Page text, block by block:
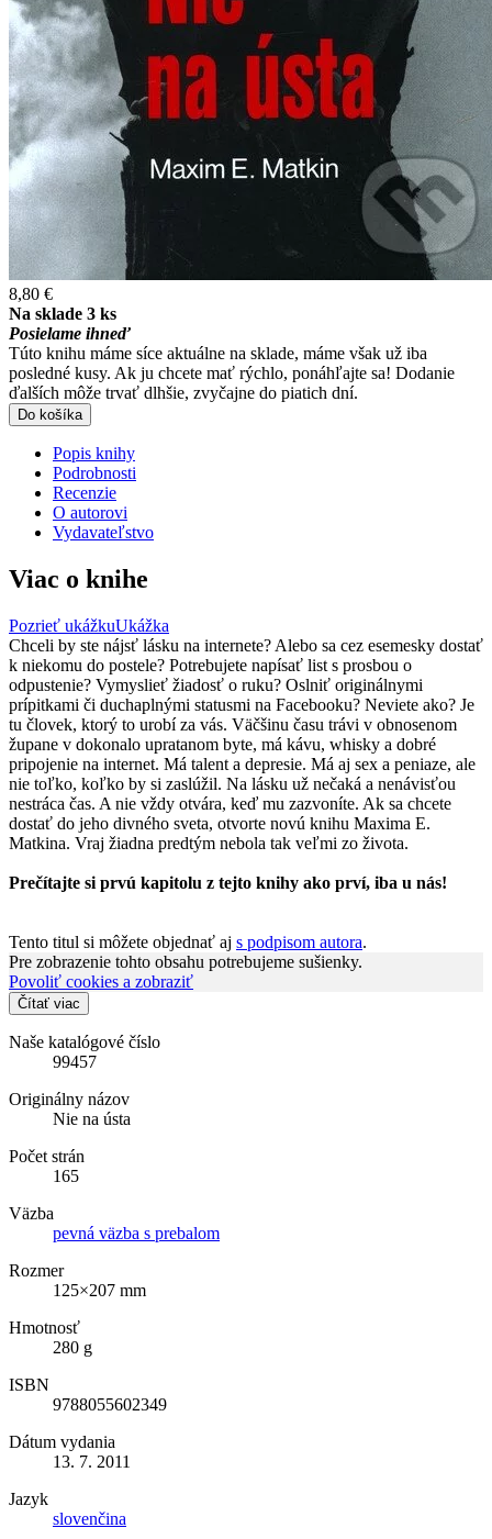
8,80 €
Na sklade 3 ks
Posielame ihneď
Túto knihu máme síce aktuálne na sklade, máme však už iba
posledné kusy. Ak ju chcete mať rýchlo, ponáhľajte sa! Dodanie
ďalších môže trvať dlhšie, zvyčajne do piatich dní.
Do košíka
Popis knihy
Podrobnosti
Recenzie
O autorovi
Vydavateľstvo
Viac o knihe
Pozrieť ukážkuUkážka
Chceli by ste nájsť lásku na internete? Alebo sa cez esemesky dostať
k niekomu do postele? Potrebujete napísať list s prosbou o
odpustenie? Vymyslieť žiadosť o ruku? Oslniť originálnymi
prípitkami či duchaplnými statusmi na Facebooku? Neviete ako? Je
tu človek, ktorý to urobí za vás. Väčšinu času trávi v obnosenom
župane v dokonalo upratanom byte, má kávu, whisky a dobré
pripojenie na internet. Má talent a depresie. Má aj sex a peniaze, ale
nie toľko, koľko by si zaslúžil. Na lásku už nečaká a nenávisťou
nestráca čas. A nie vždy otvára, keď mu zazvoníte. Ak sa chcete
dostať do jeho divného sveta, otvorte novú knihu Maxima E.
Matkina. Vraj žiadna predtým nebola tak veľmi zo života.
Prečítajte si prvú kapitolu z tejto knihy ako prví, iba u nás!
Tento titul si môžete objednať aj s podpisom autora.
Pre zobrazenie tohto obsahu potrebujeme sušienky.
Povoliť cookies a zobraziť
Čítať viac
Naše katalógové číslo
99457
Originálny názov
Nie na ústa
Počet strán
165
Väzba
pevná väzba s prebalom
Rozmer
125×207 mm
Hmotnosť
280 g
ISBN
9788055602349
Dátum vydania
13. 7. 2011
Jazyk
slovenčina